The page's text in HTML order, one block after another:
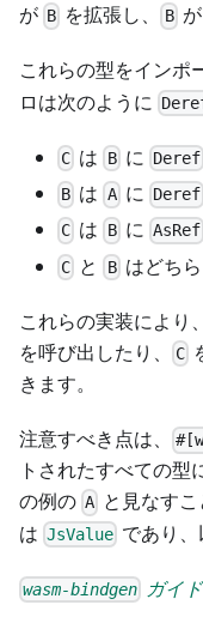
が B を拡張し、 Bが
これらの型をインポ
ロは次のように
C は Bに Deref
B は Aに Deref
C は Bに AsRef
C と Bはどち
これらの実装により、
を呼び出したり、
C
きます。
注意すべき点は、
トされたすべての
の例の A と見なす
は JsValue であり、
wasm-bindgen ガイ